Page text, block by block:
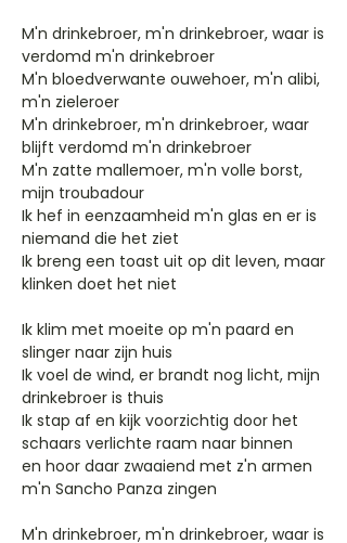
M'n drinkebroer, m'n drinkebroer, waar is
verdomd m'n drinkebroer
M'n bloedverwante ouwehoer, m'n alibi,
m'n zieleroer
M'n drinkebroer, m'n drinkebroer, waar
blijft verdomd m'n drinkebroer
M'n zatte mallemoer, m'n volle borst,
mijn troubadour
Ik hef in eenzaamheid m'n glas en er is
niemand die het ziet
Ik breng een toast uit op dit leven, maar
klinken doet het niet
Ik klim met moeite op m'n paard en
slinger naar zijn huis
Ik voel de wind, er brandt nog licht, mijn
drinkebroer is thuis
Ik stap af en kijk voorzichtig door het
schaars verlichte raam naar binnen
en hoor daar zwaaiend met z'n armen
m'n Sancho Panza zingen
M'n drinkebroer, m'n drinkebroer, waar is